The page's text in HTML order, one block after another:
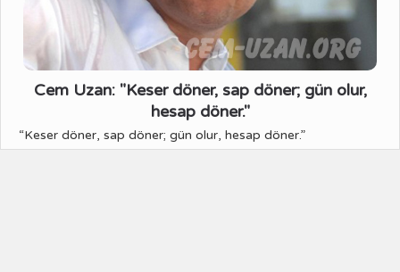
Cem Uzan: "Keser döner, sap döner; gün olur,
hesap döner."
“Keser döner, sap döner; gün olur, hesap döner.”